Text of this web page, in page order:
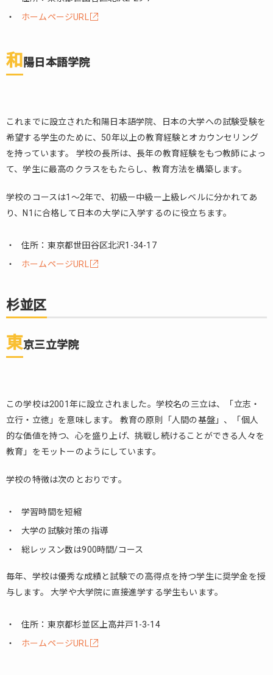
学院
め
ホームページURL
和 陽日本語学院
これまでに設立された和陽日本語学院、日本の大学への試験受験を
希望する学生のために、50年以上の教育経験とオカウンセリング
を持っています。 学校の長所は、長年の教育経験をもつ教師によっ
て、学生に最高のクラスをもたらし、教育方法を構築します。
学校のコースは1〜2年で、初級ー中級ー上級レベルに分かれてあ
り、N1に合格して日本の大学に入学するのに役立ちます。
住所：東京都世田谷区北沢1-34-17
ホームページURL
杉並区
東京三立学院
この学校は2001年に設立されました。学校名の三立は、「立志・
立行・立徳」を意味します。 教育の原則「人間の基盤」、「個人
的な価値を持つ、心を盛り上げ、挑戦し続けることができる人々を
教育」をモットーのようにしています。
学校の特徴は次のとおりです。
学習時間を短縮
大学の試験対策の指導
総レッスン数は900時間/コース
毎年、学校は優秀な成績と試験での高得点を持つ学生に奨学金を授
与します。 大学や大学院に直接進学する学生もいます。
住所：東京都杉並区上高井戸1-3-14
ホームページURL